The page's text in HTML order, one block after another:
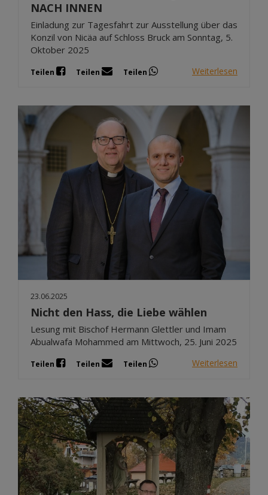
NACH INNEN
Einladung zur Tagesfahrt zur Ausstellung über das
Konzil von Nicäa auf Schloss Bruck am Sonntag, 5.
Oktober 2025
Teilen Teilen Teilen Weiterlesen
23.06.2025
Nicht den Hass, die Liebe wählen
Lesung mit Bischof Hermann Glettler und Imam
Abualwafa Mohammed am Mittwoch, 25. Juni 2025
Teilen Teilen Teilen Weiterlesen